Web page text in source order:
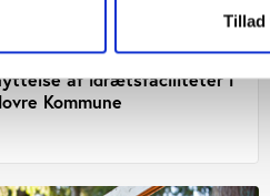
Tillad
booking og
af idrætsfaciliteter i
Kommune